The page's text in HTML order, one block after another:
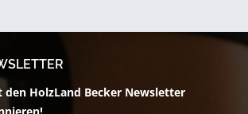
den HolzLand Becker Newsletter